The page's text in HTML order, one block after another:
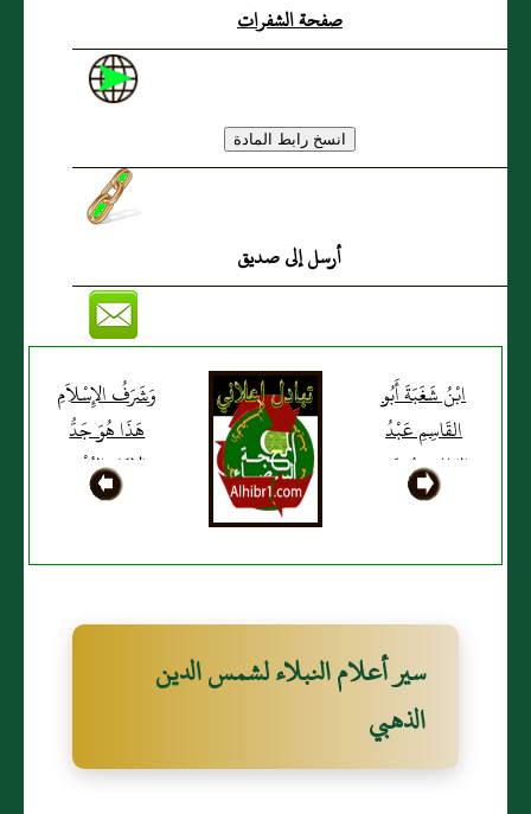
صفحة الشفرات
أرسل إلى صديق
ابْنُ شَغَبَةَ أَبُو
القَاسِمِ عَبْدُ
المَلِكِ بنُ عَلِيِّ
بنِ خَلَفٍ
وَشَرَفُ الإِسْلاَمِ
هَذَا هُوَ جَدُّ
الإِمَامِ المُفْتِي
شَيْخِ
الدِّيْنِ عَبْدُ
بنِ عَبْدِ الوَهَّابِ
سير أعلام النبلاء لشمس الدين
الذهبي